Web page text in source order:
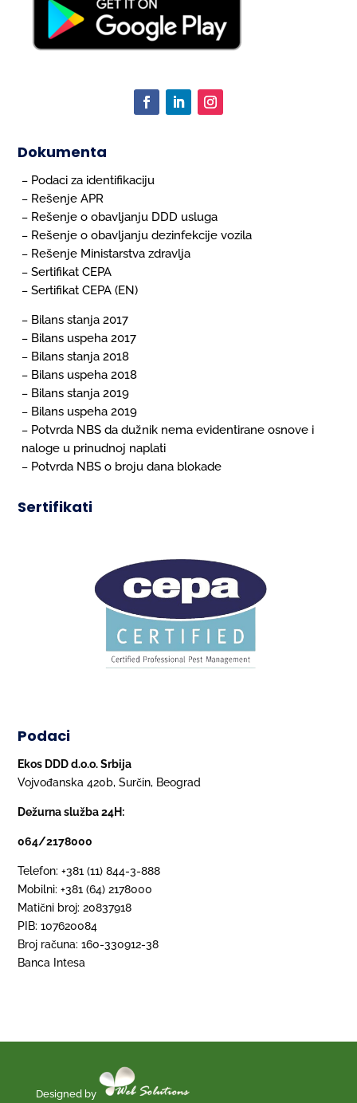
Dokumenta
– Podaci za identifikaciju
– Rešenje APR
– Rešenje o obavljanju DDD usluga
– Rešenje o obavljanju dezinfekcije vozila
– Rešenje Ministarstva zdravlja
–Sertifikat CEPA
–Sertifikat CEPA (EN)
– Bilans stanja 2017
– Bilans uspeha 2017
– Bilans stanja 2018
– Bilans uspeha 2018
– Bilans stanja 2019
– Bilans uspeha 2019
– Potvrda NBS da dužnik nema evidentirane osnove i
naloge u prinudnoj naplati
– Potvrda NBS o broju dana blokade
Sertifikati
Podaci
Ekos DDD d.o.o. Srbija
Vojvođanska 420b, Surčin, Beograd
Dežurna služba 24H:
064/2178000
Telefon: +381 (11) 844-3-888
Mobilni: +381 (64) 2178000
Matični broj: 20837918
PIB: 107620084
Broj računa: 160-330912-38
Banca Intesa
Designed by